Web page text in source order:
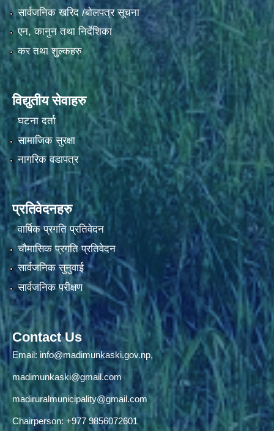
सार्वजनिक खरिद /बोलपत्र सूचना
एन, कानुन तथा निर्देशिका
कर तथा शुल्कहरु
विद्युतीय सेवाहरु
घटना दर्ता
सामाजिक सुरक्षा
नागरिक वडापत्र
प्रतिवेदनहरु
वार्षिक प्रगति प्रतिवेदन
चौमासिक प्रगति प्रतिवेदन
सार्वजनिक सुनुवाई
सार्वजनिक परीक्षण
Contact Us
Email: info@madimunkaski.gov.np,
madimunkaski@gmail.com
madiruralmunicipality@gmail.com
Chairperson: +977 9856072601